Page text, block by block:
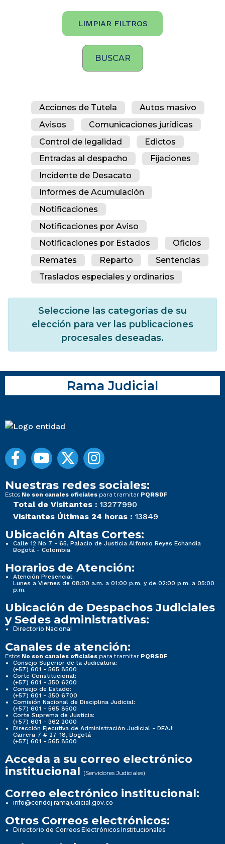
LIMPIAR FILTROS
Acciones de Tutela
Autos masivo
Avisos
Comunicaciones jurídicas
Control de legalidad
Edictos
Entradas al despacho
Fijaciones
Incidente de Desacato
Informes de Acumulación
Notificaciones
Notificaciones por Aviso
Notificaciones por Estados
Oficios
Remates
Reparto
Sentencias
Traslados especiales y ordinarios
Seleccione las categorías de su
elección para ver las publicaciones
procesales deseadas.
Rama Judicial
Nuestras redes sociales:
Estos No son canales oficiales para tramitar PQRSDF
Total de Visitantes : 13277990
Visitantes Últimas 24 horas : 13849
Ubicación Altas Cortes:
Calle 12 No 7 - 65, Palacio de Justicia Alfonso Reyes Echandía
Bogotá - Colombia
Horarios de Atención:
Atención Presencial:
Lunes a Viernes de 08:00 a.m. a 01:00 p.m. y de 02:00 p.m. a 05:00
p.m.
Ubicación de Despachos Judiciales
y Sedes administrativas:
Directorio Nacional
Canales de atención:
Estos No son canales oficiales para tramitar PQRSDF
Consejo Superior de la Judicatura:
(+57) 601 - 565 8500
Corte Constitucional:
(+57) 601 - 350 6200
Consejo de Estado:
(+57) 601 - 350 6700
Comisión Nacional de Disciplina Judicial:
(+57) 601 - 565 8500
Corte Suprema de Justicia:
(+57) 601 - 362 2000
Dirección Ejecutiva de Administración Judicial - DEAJ:
Carrera 7 # 27-18, Bogotá
(+57) 601 - 565 8500
Acceda a su correo electrónico
institucional (Servidores Judiciales)
Correo electrónico institucional:
info@cendoj.ramajudicial.gov.co
Otros Correos electrónicos:
Directorio de Correos Electrónicos Institucionales